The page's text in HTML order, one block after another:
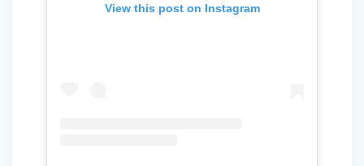
View this post on Instagram